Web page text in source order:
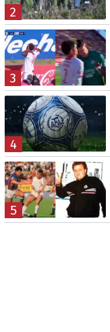
2
3
4
5